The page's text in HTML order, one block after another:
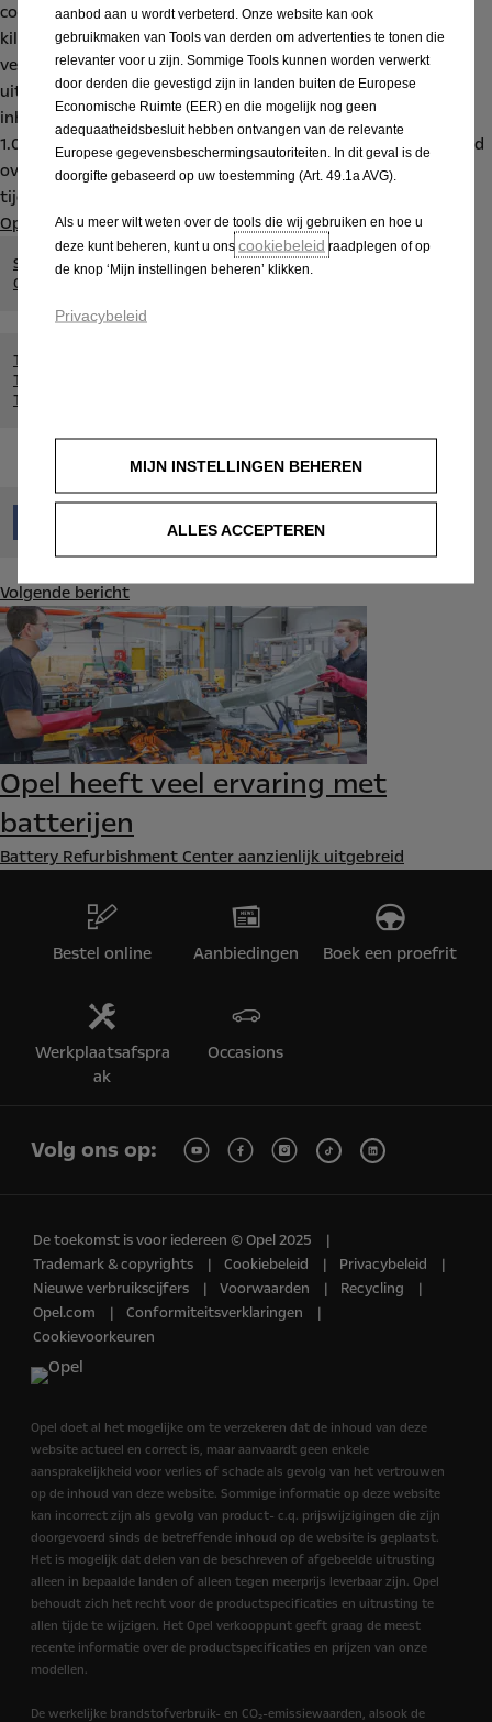
conventionele modellen met dieselmotor, reken dus op 1.100
kilogram. Er komen twee lengtevarianten (L2 en L3). De L2-
versie is 4.959 mm lang en heeft 5,3 m3 inhoud. De L3-
uitvoering heeft een lengte van 5.306 mm en heeft 6,1 m3
inhoud. Beide versies hebben een geremd trekvermogen van
1.000 kilogram. Opel maakt in de nabije toekomst meer bekend
over de brandstofceltechnologie voor de Opel Vivaro. Tot die
tijd kun je bij Opel ook terecht voor een
Opel Vivaro-e.
STEL DE VIVARO-E SAMEN.
ONTDEK ALLE BEDRIJFSWAGENS.
Tekst link 1.
Tekst link 2.
Tekst link 3.
Volgende bericht
Opel heeft veel ervaring met
batterijen
Battery Refurbishment Center aanzienlijk uitgebreid
Bestel online Aanbiedingen Boek een proefrit
Werkplaatsafspra
ak
Occasions
Volg ons op:
De toekomst is voor iedereen © Opel 2025
Trademark & copyrights
Cookiebeleid
Privacybeleid
Nieuwe verbruikscijfers
Voorwaarden
Recycling
Opel.com
Conformiteitsverklaringen
Cookievoorkeuren
Opel doet al het mogelijke om te verzekeren dat de inhoud van deze
website actueel en correct is, maar aanvaardt geen enkele
aansprakelijkheid voor verlies of schade als gevolg van het vertrouwen
op de inhoud van deze website. Sommige informatie op deze website
kan incorrect zijn als gevolg van product- c.q. prijswijzigingen die zijn
doorgevoerd sinds de betreffende inhoud op de website is geplaatst.
Het is mogelijk dat delen van de beschreven of afgebeelde uitrusting
alleen in bepaalde landen of alleen tegen meerprijs leverbaar zijn. Opel
behoudt zich het recht voor de productspecificaties en uitrusting te
allen tijde te wijzigen. Het Opel verkooppunt geeft graag de meest
recente informatie over de productspecificaties en prijzen van onze
modellen.
De werkelijke brandstofverbruik- en CO₂-emissiewaarden, alsook de
aanbod aan u wordt verbeterd. Onze website kan ook
gebruikmaken van Tools van derden om advertenties te tonen die
relevanter voor u zijn. Sommige Tools kunnen worden verwerkt
door derden die gevestigd zijn in landen buiten de Europese
Economische Ruimte (EER) en die mogelijk nog geen
adequaatheidsbesluit hebben ontvangen van de relevante
Europese gegevensbeschermingsautoriteiten. In dit geval is de
doorgifte gebaseerd op uw toestemming (Art. 49.1a AVG).
Als u meer wilt weten over de tools die wij gebruiken en hoe u
deze kunt beheren, kunt u ons cookiebeleid raadplegen of op
de knop ‘Mijn instellingen beheren’ klikken.
Privacybeleid
MIJN INSTELLINGEN BEHEREN
ALLES ACCEPTEREN